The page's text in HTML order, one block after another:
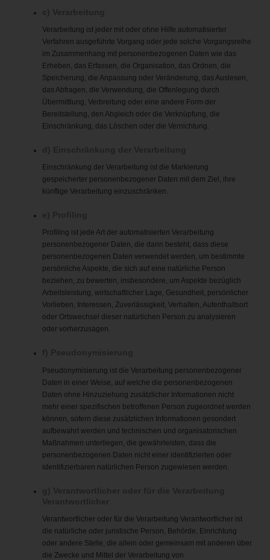
Verarbeitung ist jeder mit oder ohne Hilfe automatisierter
Verfahren ausgeführte Vorgang oder jede solche Vorgangsreihe
im Zusammenhang mit personenbezogenen Daten wie das
Erheben, das Erfassen, die Organisation, das Ordnen, die
Speicherung, die Anpassung oder Veränderung, das Auslesen,
das Abfragen, die Verwendung, die Offenlegung durch
Übermittlung, Verbreitung oder eine andere Form der
Bereitstellung, den Abgleich oder die Verknüpfung, die
Einschränkung, das Löschen oder die Vernichtung.
Einschränkung der Verarbeitung ist die Markierung
gespeicherter personenbezogener Daten mit dem Ziel, ihre
künftige Verarbeitung einzuschränken.
Profiling ist jede Art der automatisierten Verarbeitung
personenbezogener Daten, die darin besteht, dass diese
personenbezogenen Daten verwendet werden, um bestimmte
persönliche Aspekte, die sich auf eine natürliche Person
beziehen, zu bewerten, insbesondere, um Aspekte bezüglich
Arbeitsleistung, wirtschaftlicher Lage, Gesundheit, persönlicher
Vorlieben, Interessen, Zuverlässigkeit, Verhalten, Aufenthaltsort
oder Ortswechsel dieser natürlichen Person zu analysieren
oder vorherzusagen.
Pseudonymisierung ist die Verarbeitung personenbezogener
Daten in einer Weise, auf welche die personenbezogenen
Daten ohne Hinzuziehung zusätzlicher Informationen nicht
mehr einer spezifischen betroffenen Person zugeordnet werden
können, sofern diese zusätzlichen Informationen gesondert
aufbewahrt werden und technischen und organisatorischen
Maßnahmen unterliegen, die gewährleisten, dass die
personenbezogenen Daten nicht einer identifizierten oder
identifizierbaren natürlichen Person zugewiesen werden.
Verantwortlicher oder für die Verarbeitung Verantwortlicher ist
die natürliche oder juristische Person, Behörde, Einrichtung
oder andere Stelle, die allein oder gemeinsam mit anderen über
die Zwecke und Mittel der Verarbeitung von